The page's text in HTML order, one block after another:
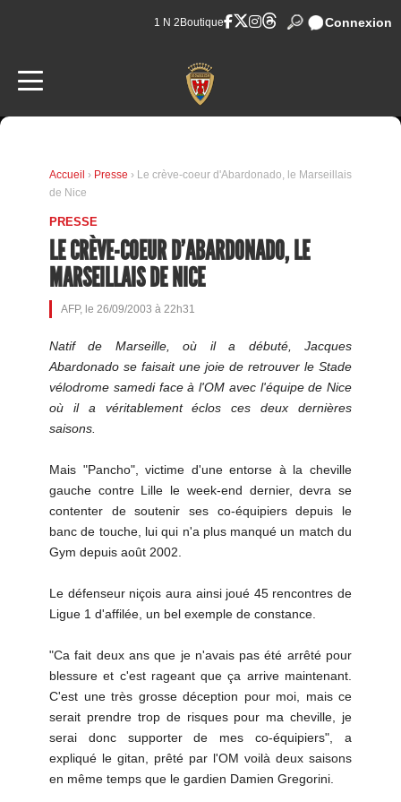
1 N 2 Boutique Connexion
Accueil › Presse › Le crève-coeur d'Abardonado, le Marseillais
de Nice
PRESSE
LE CRÈVE-COEUR D'ABARDONADO, LE
MARSEILLAIS DE NICE
AFP, le 26/09/2003 à 22h31
Natif de Marseille, où il a débuté, Jacques
Abardonado se faisait une joie de retrouver le Stade
vélodrome samedi face à l'OM avec l'équipe de Nice
où il a véritablement éclos ces deux dernières
saisons.
Mais "Pancho", victime d'une entorse à la cheville
gauche contre Lille le week-end dernier, devra se
contenter de soutenir ses co-équipiers depuis le
banc de touche, lui qui n'a plus manqué un match du
Gym depuis août 2002.
Le défenseur niçois aura ainsi joué 45 rencontres de
Ligue 1 d'affilée, un bel exemple de constance.
"Ca fait deux ans que je n'avais pas été arrêté pour
blessure et c'est rageant que ça arrive maintenant.
C'est une très grosse déception pour moi, mais ce
serait prendre trop de risques pour ma cheville, je
serai donc supporter de mes co-équipiers", a
expliqué le gitan, prêté par l'OM voilà deux saisons
en même temps que le gardien Damien Gregorini.